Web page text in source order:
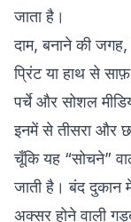
जाता है।
दाम, बनाने की जगह,
प्रिंट या हाथ से
पर्चे और सोशल
इनमें से तीसरा और
चूँकि यह “सोचने”
जाती है। बंद दुकान
अक्सर होने वाली